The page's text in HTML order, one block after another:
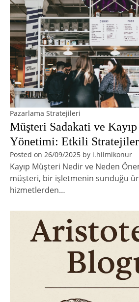
Pazarlama Stratejileri
Müşteri Sadakati ve
Yönetimi: Etkili Stratejiler
Posted on 26/09/2025 by i.hilmikonur
Kayıp Müşteri Nedir ve Neden
müşteri, bir işletmenin sunduğu
hizmetlerden…